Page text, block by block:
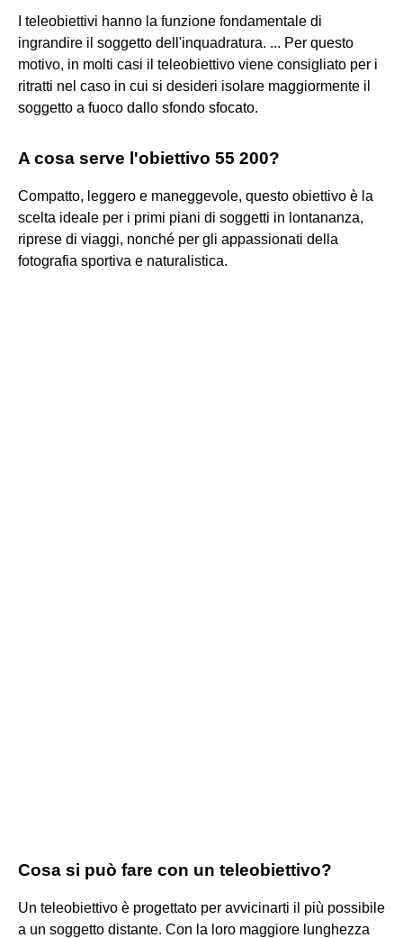
I teleobiettivi hanno la funzione fondamentale di
ingrandire il soggetto dell'inquadratura. ... Per questo
motivo, in molti casi il teleobiettivo viene consigliato per i
ritratti nel caso in cui si desideri isolare maggiormente il
soggetto a fuoco dallo sfondo sfocato.
A cosa serve l'obiettivo 55 200?
Compatto, leggero e maneggevole, questo obiettivo è la
scelta ideale per i primi piani di soggetti in lontananza,
riprese di viaggi, nonché per gli appassionati della
fotografia sportiva e naturalistica.
Cosa si può fare con un teleobiettivo?
Un teleobiettivo è progettato per avvicinarti il più possibile
a un soggetto distante. Con la loro maggiore lunghezza